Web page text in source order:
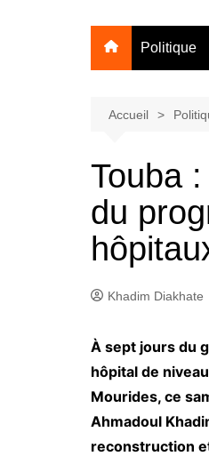
Politique
Accueil
Touba
du
Khadim Diakhate
À sept jours du
hôpital de
Mourides, ce
Ahmadoul
reconstruction